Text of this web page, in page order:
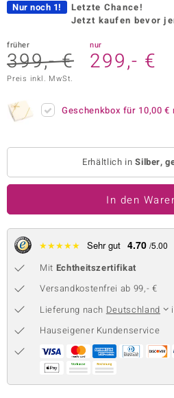
Collection
BY DE MELO
Nur noch 1!
Letzte Chance!
Jetzt kaufen bevor
früher
399,- €
nur
299,- €
Preis inkl. MwSt.
Geschenkbox für 10,00 €
Erhältlich inSilber,
In den
★★★★★ Sehr gut 4.70 /5.00
Mit Echtheitszertifikat
Versandkostenfrei ab 99,- €
Lieferung nach Deutschland
Hauseigener Kundenservice